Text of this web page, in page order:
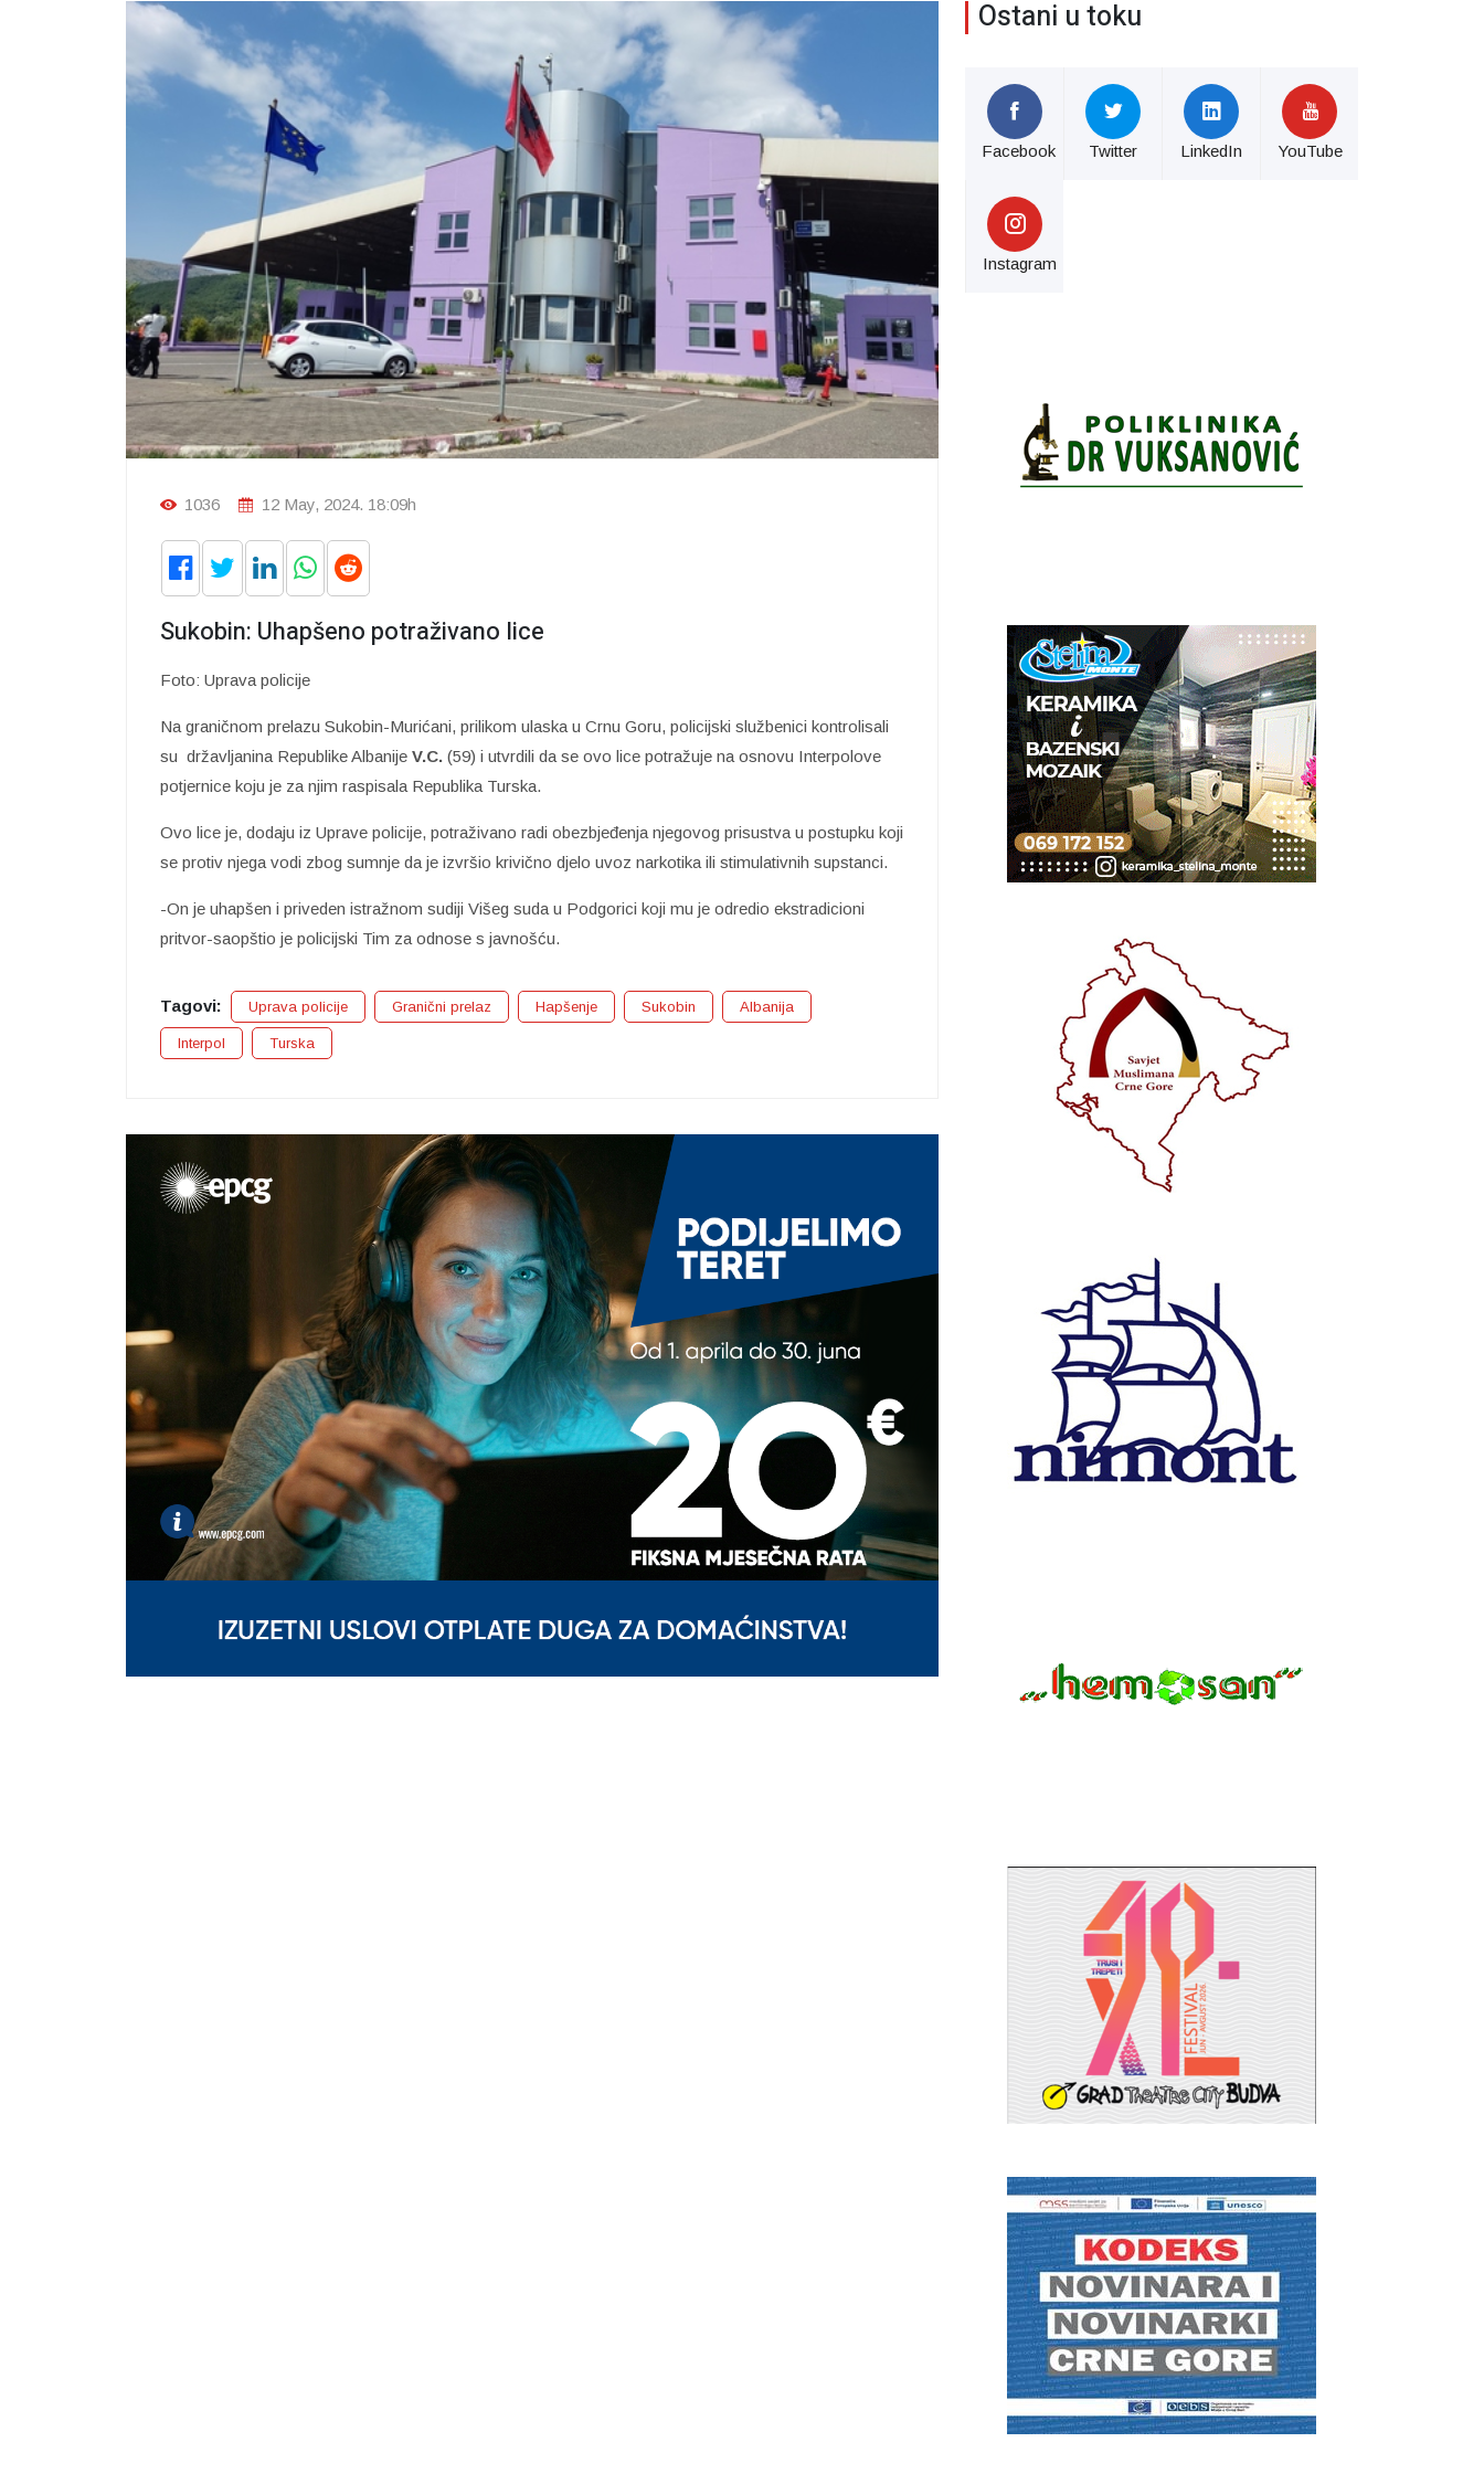
1036 12 May, 2024. 18:09h
Sukobin: Uhapšeno potraživano lice
Foto: Uprava policije
Na graničnom prelazu Sukobin-Murićani, prilikom ulaska u Crnu Goru, policijski službenici kontrolisali
su državljanina Republike Albanije V.C. (59) i utvrdili da se ovo lice potražuje na osnovu Interpolove
potjernice koju je za njim raspisala Republika Turska.
Ovo lice je, dodaju iz Uprave policije, potraživano radi obezbjeđenja njegovog prisustva u postupku koji
se protiv njega vodi zbog sumnje da je izvršio krivično djelo uvoz narkotika ili stimulativnih supstanci.
-On je uhapšen i priveden istražnom sudiji Višeg suda u Podgorici koji mu je odredio ekstradicioni
pritvor-saopštio je policijski Tim za odnose s javnošću.
Tagovi: Uprava policije Granični prelaz Hapšenje Sukobin Albanija
Interpol Turska
Ostani u toku
Facebook Twitter LinkedIn YouTube
Instagram